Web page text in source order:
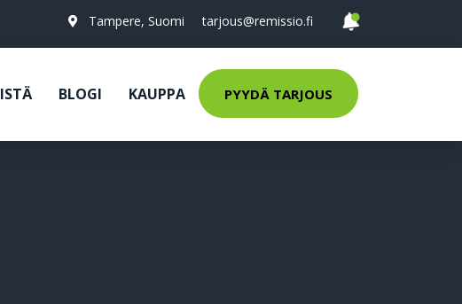
Tampere, Suomi tarjous@remissio.fi
BLOGI KAUPPA PYYDÄ TARJOUS